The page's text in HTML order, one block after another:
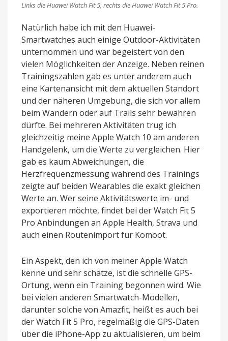
Links die Huawei Watch Fit 5, rechts die Huawei Watch Fit 5 Pro.
Natürlich habe ich mit den Huawei-
Smartwatches auch einige Outdoor-Aktivitäten
unternommen und war begeistert von den
vielen Möglichkeiten der Anzeige. Neben reinen
Trainingszahlen gab es unter anderem auch
eine Kartenansicht mit dem aktuellen Standort
und der näheren Umgebung, die sich vor allem
beim Wandern oder auf Trails sehr bewähren
dürfte. Bei mehreren Aktivitäten trug ich
gleichzeitig meine Apple Watch 10 am anderen
Handgelenk, um die Werte zu vergleichen. Hier
gab es kaum Abweichungen, die
Herzfrequenzmessung während des Trainings
zeigte auf beiden Wearables die exakt gleichen
Werte an. Wer seine Aktivitätswerte im- und
exportieren möchte, findet bei der Watch Fit 5
Pro Anbindungen an Apple Health, Strava und
auch einen Routenimport für Komoot.
Ein Aspekt, den ich von meiner Apple Watch
kenne und sehr schätze, ist die schnelle GPS-
Ortung, wenn ein Training begonnen wird. Wie
bei vielen anderen Smartwatch-Modellen,
darunter solche von Amazfit, heißt es auch bei
der Watch Fit 5 Pro, regelmäßig die GPS-Daten
über die iPhone-App zu aktualisieren, um beim